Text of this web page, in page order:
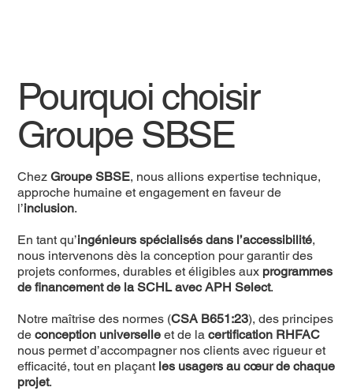
Pourquoi choisir
Groupe SBSE
Chez Groupe SBSE, nous allions expertise technique,
approche humaine et engagement en faveur de
l’inclusion.
En tant qu’ingénieurs spécialisés dans l’accessibilité,
nous intervenons dès la conception pour garantir des
projets conformes, durables et éligibles aux programmes
de financement de la SCHL avec APH Select.
Notre maîtrise des normes (CSA B651:23), des principes
de conception universelleet de la certification RHFAC
nous permet d’accompagner nos clients avec rigueur et
efficacité, tout en plaçant les usagers au cœur de chaque
projet.